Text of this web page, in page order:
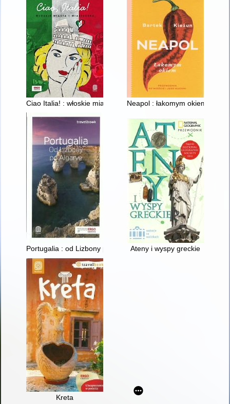
Ciao Italia! : włoskie miasta i miasteczka. 2Neapol : łakomym okiem
Portugalia : od Lizbony po AlgarveAteny i wyspy greckie
Kreta